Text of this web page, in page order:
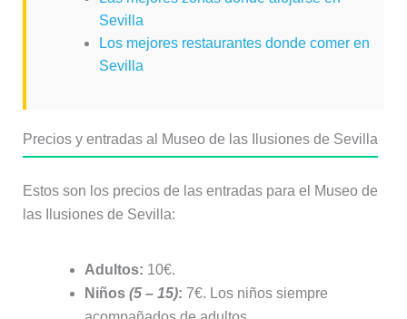
Sevilla
Los mejores restaurantes donde comer en
Sevilla
Precios y entradas al Museo de las Ilusiones de Sevilla
Estos son los precios de las entradas para el Museo de
las Ilusiones de Sevilla:
Adultos: 10€.
Niños (5 – 15): 7€. Los niños siempre